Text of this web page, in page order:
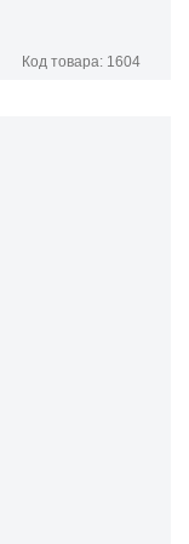
Код товара: 1604